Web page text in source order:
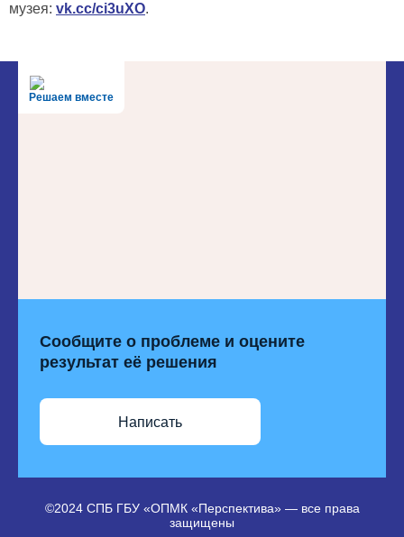
музея: vk.cc/ci3uXO.
Решаем вместе
Сообщите о проблеме и оцените
результат её решения
Написать
©2024 СПБ ГБУ «ОПМК «Перспектива» — все права
защищены